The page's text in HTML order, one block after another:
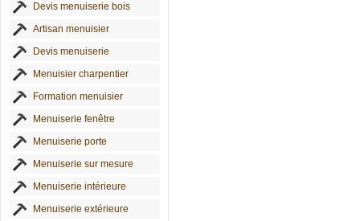
Devis menuiserie bois
Artisan menuisier
Devis menuiserie
Menuisier charpentier
Formation menuisier
Menuiserie fenêtre
Menuiserie porte
Menuiserie sur mesure
Menuiserie intérieure
Menuiserie extérieure